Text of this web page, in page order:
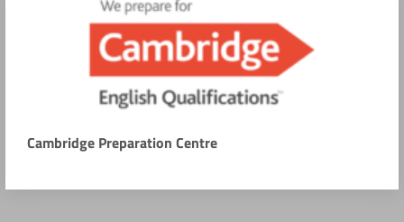
Cambridge Preparation Centre